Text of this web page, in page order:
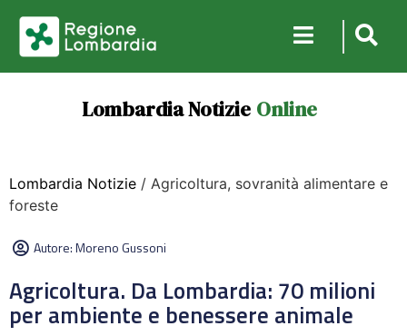
Lombardia Notizie Online
Lombardia Notizie / Agricoltura, sovranità alimentare e
foreste
Autore:Moreno Gussoni
Agricoltura. Da Lombardia: 70 milioni
per ambiente e benessere animale